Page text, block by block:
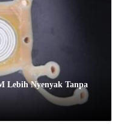
Lebih Nyenyak Tanpa